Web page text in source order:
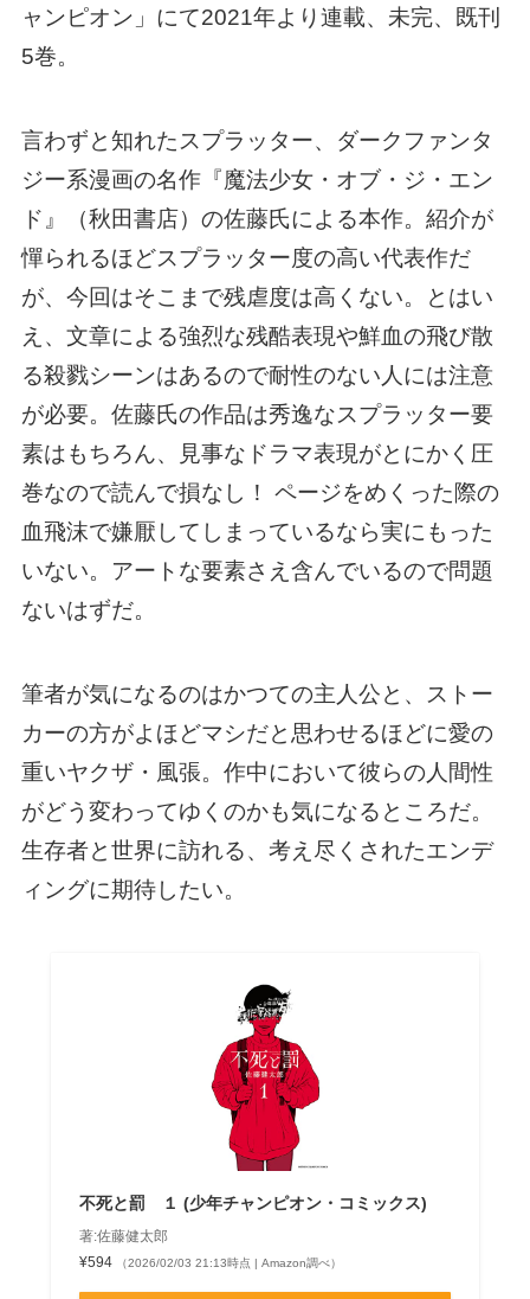
ャンピオン」にて2021年より連載、未完、既刊
5巻。
言わずと知れたスプラッター、ダークファンタ
ジー系漫画の名作『魔法少女・オブ・ジ・エン
ド』（秋田書店）の佐藤氏による本作。紹介が
憚られるほどスプラッター度の高い代表作だ
が、今回はそこまで残虐度は高くない。とはい
え、文章による強烈な残酷表現や鮮血の飛び散
る殺戮シーンはあるので耐性のない人には注意
が必要。佐藤氏の作品は秀逸なスプラッター要
素はもちろん、見事なドラマ表現がとにかく圧
巻なので読んで損なし！ ページをめくった際の
血飛沫で嫌厭してしまっているなら実にもった
いない。アートな要素さえ含んでいるので問題
ないはずだ。
筆者が気になるのはかつての主人公と、ストー
カーの方がよほどマシだと思わせるほどに愛の
重いヤクザ・風張。作中において彼らの人間性
がどう変わってゆくのかも気になるところだ。
生存者と世界に訪れる、考え尽くされたエンデ
ィングに期待したい。
不死と罰 １ (少年チャンピオン・コミックス)
著:佐藤健太郎
¥594
（2026/02/03 21:13時点 | Amazon調べ）